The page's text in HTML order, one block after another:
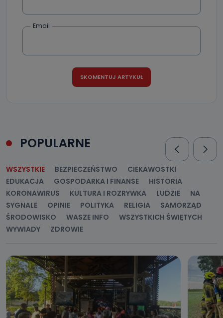
Email
POPULARNE
WSZYSTKIE BEZPIECZEŃSTWO
CIEKAWOSTKI
EDUKACJA
GOSPODARKA I FINANSE
HISTORIA
KORONAWIRUS
KULTURA I ROZRYWKA LUDZIE
NA
SYGNALE
OPINIE POLITYKA RELIGIA
SAMORZĄD
ŚRODOWISKO
WASZE INFO
WSZYSTKICH ŚWIĘTYCH
WYWIADY
ZDROWIE